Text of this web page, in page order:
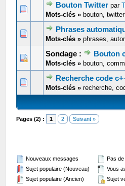
Bouton Twitter par
Mots-clés » bouton, twitter
0 Votes - 0 sur 5 en
1234 5
Phrases
Mots-clés »phrases,
0 Votes - 0 sur 5 en
12345
Sondage : Bouton
Mots-clés » bouton,
0 Votes - 0 sur 5 en
12345
Recherche code
Mots-clés »recherche,
0 Votes - 0 sur 5 en
12345
Pages (2) : 1 2 Suivant »
Nouveaux messages
Sujet populaire (Nouveau)
Sujet populaire (Ancien)
Pas
Vous
Sujet